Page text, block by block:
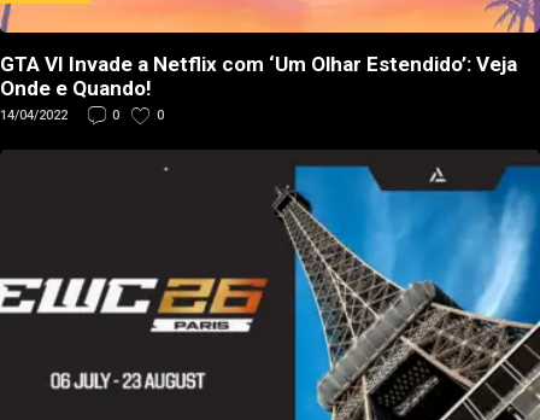
GTA VI Invade a Netflix com ‘Um Olhar Estendido’: Veja
Onde e Quando!
14/04/2022 0 0